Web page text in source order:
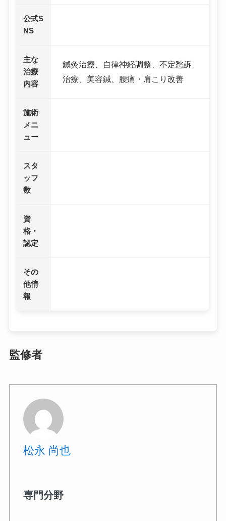
公式S
NS
主な
治療
内容
鍼灸治療、自律神経調整、不定愁訴
治療、美容鍼、腰痛・肩こり改善
施術
メニ
ュー
スタ
ッフ
数
資
格・
認定
その
他情
報
監修者
松永 尚也
専門分野